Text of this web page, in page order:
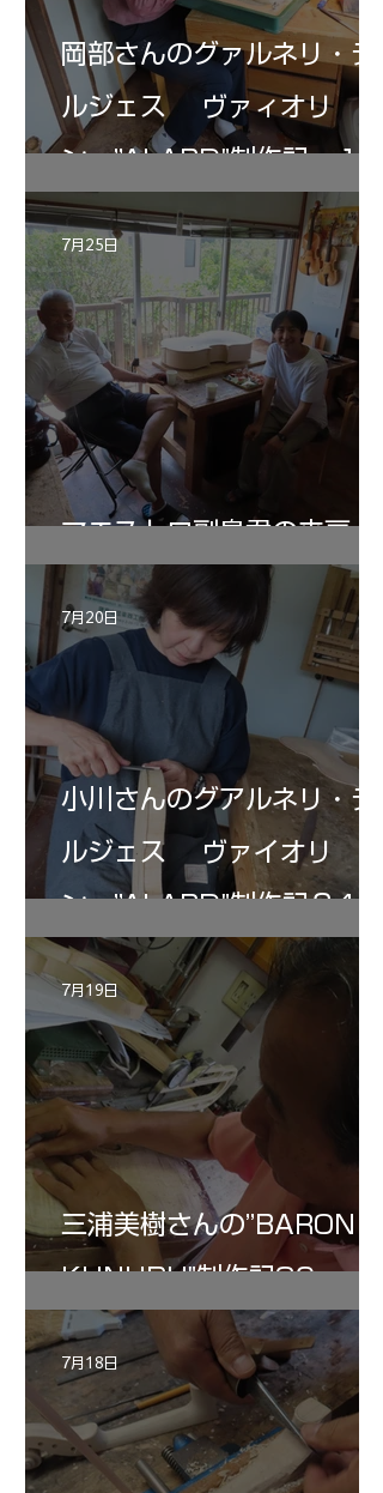
岡部さんのグァルネリ・デ
ルジェス ヴァィオリ
ン ”ALARD"制作記 １2
マエストロ副島君の来房
7月25日
小川さんのグアルネリ・デ
ルジェス ヴァイオリ
ン ”ALARD"制作記３4
7月20日
三浦美樹さんの”BARON・
KUNUPU"制作記30
7月19日
7月18日